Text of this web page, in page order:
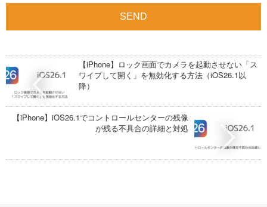
【iPhone】ロック画面でカメラを起動させない「ス
ワイプして開く」を無効化する方法（iOS26.1以
降）
【iPhone】iOS26.1でコントロールセンターの残像
が残る不具合の詳細と対処